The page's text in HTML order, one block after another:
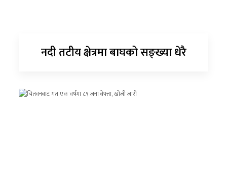
नदी तटीय क्षेत्रमा बाघको सङ्ख्या धेरै